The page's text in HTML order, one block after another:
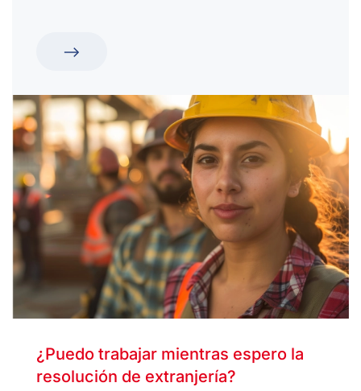
¿Puedo trabajar mientras espero la
resolución de extranjería?